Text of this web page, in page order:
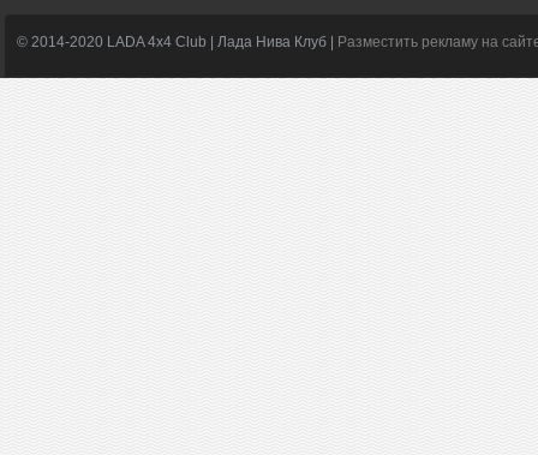
© 2014-2020 LADA 4x4 Club | Лада Нива Клуб | Разместить рекламу на